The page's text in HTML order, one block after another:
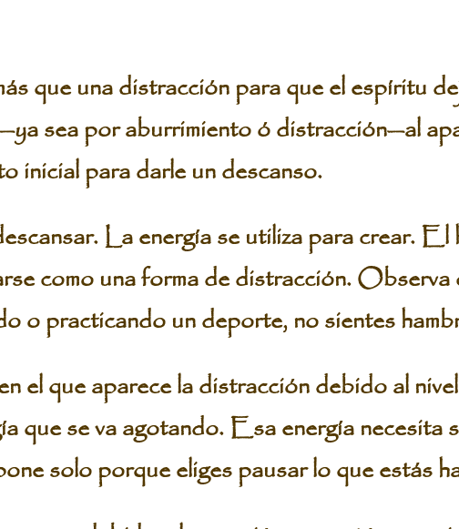
que una distracción para que el espíritu
sea por aburrimiento ó distracción—al
inicial para darle un descanso.
La energía se utiliza para crear. El
como una forma de distracción. Observa
o practicando un deporte, no sientes
el que aparece la distracción debido al
que se va agotando. Esa energía necesita
solo porque eliges pausar lo que estás